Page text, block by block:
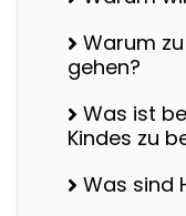
Warum
gehen?
Was ist
Kindes zu
Was sind